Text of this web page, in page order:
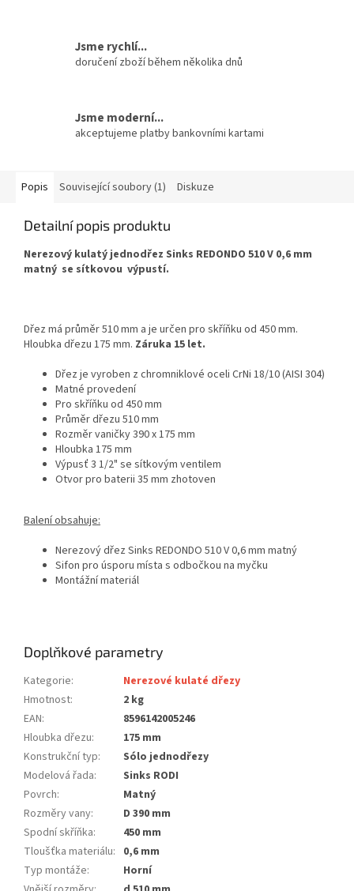
Jsme rychlí...
doručení zboží během několika dnů
Jsme moderní...
akceptujeme platby bankovními kartami
Popis Související soubory (1) Diskuze
Detailní popis produktu
Nerezový kulatý jednodřez Sinks REDONDO 510 V 0,6 mm
matný se sítkovou výpustí.
Dřez má průměr 510 mm a je určen pro skříňku od 450 mm.
Hloubka dřezu 175 mm. Záruka 15 let.
Dřez je vyroben z chromniklové oceli CrNi 18/10 (AISI 304)
Matné provedení
Pro skříňku od 450 mm
Průměr dřezu 510 mm
Rozměr vaničky 390 x 175 mm
Hloubka 175 mm
Výpusť 3 1/2" se sítkovým ventilem
Otvor pro baterii 35 mm zhotoven
Balení obsahuje:
Nerezový dřez Sinks REDONDO 510 V 0,6 mm matný
Sifon pro úsporu místa s odbočkou na myčku
Montážní materiál
Doplňkové parametry
Kategorie:
Nerezové kulaté dřezy
Hmotnost:
2 kg
EAN:
8596142005246
Hloubka dřezu:
175 mm
Konstrukční typ:
Sólo jednodřezy
Modelová řada:
Sinks RODI
Povrch:
Matný
Rozměry vany:
D 390 mm
Spodní skříňka:
450 mm
Tloušťka materiálu: 0,6 mm
Typ montáže:
Horní